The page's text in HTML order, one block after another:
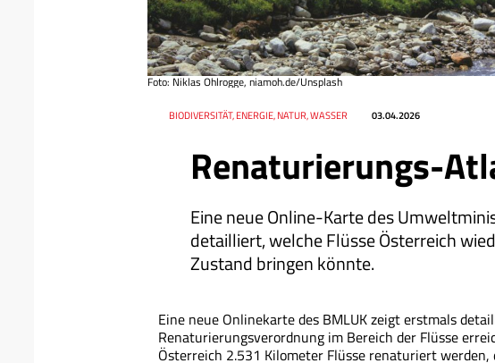
Renaturierungs-
Eine neue Online-Karte des
detailliert, welche Flüsse Österreich
Zustand bringen könnte.
Datum 03.04.2026
RessortBIODIVERSITÄT, ENERGIE, NATUR, WASSER
Foto: Niklas Ohlrogge, niamoh.de/Unsplash
Eine neue Onlinekarte des BMLUK zeigt erstmals
Renaturierungsverordnung im Bereich der Flüsse
Österreich 2.531 Kilometer Flüsse renaturiert